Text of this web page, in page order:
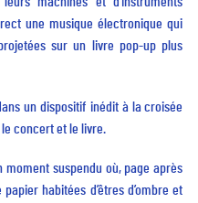
une musique électronique qui
sur un livre pop-up plus
un dispositif inédit à la croisée
concert et le livre.
moment suspendu où, page après
habitées d’êtres d’ombre et